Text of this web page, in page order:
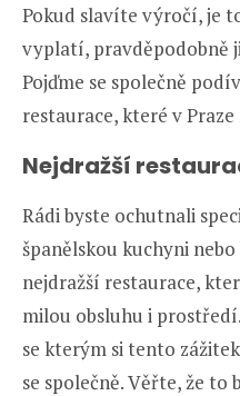
Pokud slavíte výročí, je
vyplatí, pravděpodobně
Pojďme se společně
restaurace, které v
Nejdražší
Rádi byste ochutnali
španělskou kuchyni
nejdražší restaurace,
milou obsluhu i
se kterým si tento
se společně. Věřte, že to